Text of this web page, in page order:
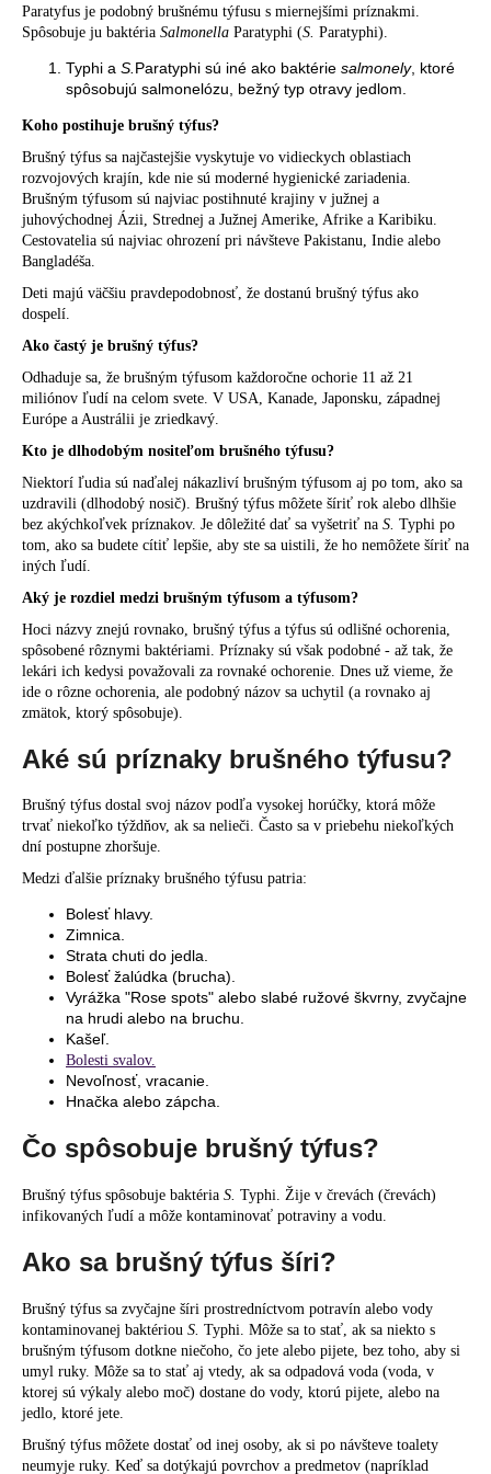
Paratyfus je podobný brušnému týfusu s miernejšími príznakmi.
Spôsobuje ju baktéria Salmonella Paratyphi (S. Paratyphi).
Typhi a S. Paratyphi sú iné ako baktérie salmonely, ktoré
spôsobujú salmonelózu, bežný typ otravy jedlom.
Koho postihuje brušný týfus?
Brušný týfus sa najčastejšie vyskytuje vo vidieckych oblastiach
rozvojových krajín, kde nie sú moderné hygienické zariadenia.
Brušným týfusom sú najviac postihnuté krajiny v južnej a
juhovýchodnej Ázii, Strednej a Južnej Amerike, Afrike a Karibiku.
Cestovatelia sú najviac ohrození pri návšteve Pakistanu, Indie alebo
Bangladéša.
Deti majú väčšiu pravdepodobnosť, že dostanú brušný týfus ako
dospelí.
Ako častý je brušný týfus?
Odhaduje sa, že brušným týfusom každoročne ochorie 11 až 21
miliónov ľudí na celom svete. V USA, Kanade, Japonsku, západnej
Európe a Austrálii je zriedkavý.
Kto je dlhodobým nositeľom brušného týfusu?
Niektorí ľudia sú naďalej nákazliví brušným týfusom aj po tom, ako sa
uzdravili (dlhodobý nosič). Brušný týfus môžete šíriť rok alebo dlhšie
bez akýchkoľvek príznakov. Je dôležité dať sa vyšetriť na S. Typhi po
tom, ako sa budete cítiť lepšie, aby ste sa uistili, že ho nemôžete šíriť na
iných ľudí.
Aký je rozdiel medzi brušným týfusom a týfusom?
Hoci názvy znejú rovnako, brušný týfus a týfus sú odlišné ochorenia,
spôsobené rôznymi baktériami. Príznaky sú však podobné - až tak, že
lekári ich kedysi považovali za rovnaké ochorenie. Dnes už vieme, že
ide o rôzne ochorenia, ale podobný názov sa uchytil (a rovnako aj
zmätok, ktorý spôsobuje).
Aké sú príznaky brušného týfusu?
Brušný týfus dostal svoj názov podľa vysokej horúčky, ktorá môže
trvať niekoľko týždňov, ak sa nelieči. Často sa v priebehu niekoľkých
dní postupne zhoršuje.
Medzi ďalšie príznaky brušného týfusu patria:
Bolesť hlavy.
Zimnica.
Strata chuti do jedla.
Bolesť žalúdka (brucha).
Vyrážka "Rose spots" alebo slabé ružové škvrny, zvyčajne
na hrudi alebo na bruchu.
Kašeľ.
Bolesti svalov.
Nevoľnosť, vracanie.
Hnačka alebo zápcha.
Čo spôsobuje brušný týfus?
Brušný týfus spôsobuje baktéria S. Typhi. Žije v črevách (črevách)
infikovaných ľudí a môže kontaminovať potraviny a vodu.
Ako sa brušný týfus šíri?
Brušný týfus sa zvyčajne šíri prostredníctvom potravín alebo vody
kontaminovanej baktériou S. Typhi. Môže sa to stať, ak sa niekto s
brušným týfusom dotkne niečoho, čo jete alebo pijete, bez toho, aby si
umyl ruky. Môže sa to stať aj vtedy, ak sa odpadová voda (voda, v
ktorej sú výkaly alebo moč) dostane do vody, ktorú pijete, alebo na
jedlo, ktoré jete.
Brušný týfus môžete dostať od inej osoby, ak si po návšteve toalety
neumyje ruky. Keď sa dotýkajú povrchov a predmetov (napríklad